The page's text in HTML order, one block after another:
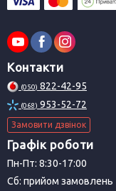
Контакти
(050) 822-42-95
(068) 953-52-72
Замовити дзвінок
Графік роботи
Пн-Пт: 8:30-17:00
Сб: прийом замовлень